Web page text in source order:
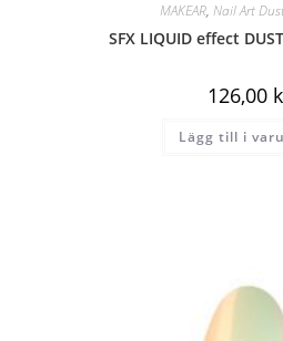
MAKEAR, Nail Art
SFX LIQUID effect
126,00
Lägg till i